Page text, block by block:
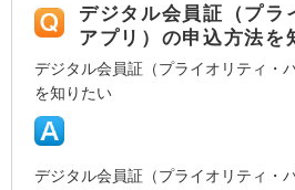
デジタル会員証（プラ
アプリ）の申込方法を
デジタル会員証（プライオリティ・
を知りたい
デジタル会員証（プライオリティ・